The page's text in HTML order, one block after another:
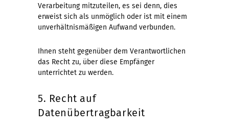
Verarbeitung mitzuteilen, es sei denn, dies
erweist sich als unmöglich oder ist mit einem
unverhältnismäßigen Aufwand verbunden.
Ihnen steht gegenüber dem Verantwortlichen
das Recht zu, über diese Empfänger
unterrichtet zu werden.
5. Recht auf
Datenübertragbarkeit